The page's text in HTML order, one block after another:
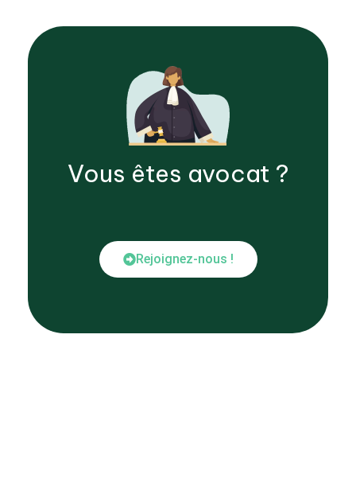
Vous êtes avocat ?
Rejoignez-nous !